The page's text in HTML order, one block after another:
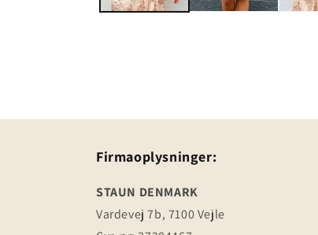
Firmaoplysninger:
STAUN DENMARK
Vardevej 7b, 7100 Vejle